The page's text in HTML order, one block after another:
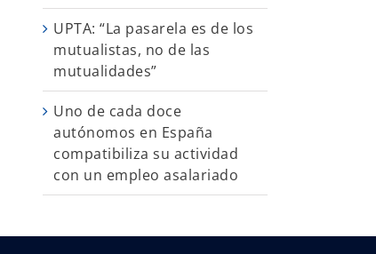
UPTA: “La pasarela es de los
mutualistas, no de las
mutualidades”
Uno de cada doce
autónomos en España
compatibiliza su actividad
con un empleo asalariado